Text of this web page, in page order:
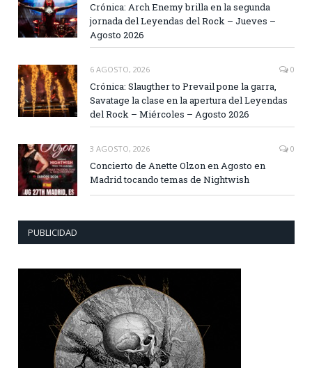
Crónica: Arch Enemy brilla en la segunda
jornada del Leyendas del Rock – Jueves –
Agosto 2026
6 AGOSTO, 2026 0
Crónica: Slaugther to Prevail pone la garra,
Savatage la clase en la apertura del Leyendas
del Rock – Miércoles – Agosto 2026
3 AGOSTO, 2026 0
Concierto de Anette Olzon en Agosto en
Madrid tocando temas de Nightwish
PUBLICIDAD